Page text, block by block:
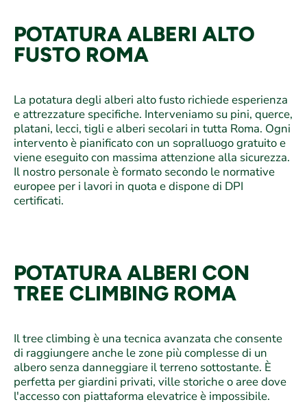
POTATURA ALBERI ALTO
FUSTO ROMA
La potatura degli alberi alto fusto richiede esperienza
e attrezzature specifiche. Interveniamo su pini, querce,
platani, lecci, tigli e alberi secolari in tutta Roma. Ogni
intervento è pianificato con un sopralluogo gratuito e
viene eseguito con massima attenzione alla sicurezza.
Il nostro personale è formato secondo le normative
europee per i lavori in quota e dispone di DPI
certificati.
POTATURA ALBERI CON
TREE CLIMBING ROMA
Il tree climbing è una tecnica avanzata che consente
di raggiungere anche le zone più complesse di un
albero senza danneggiare il terreno sottostante. È
perfetta per giardini privati, ville storiche o aree dove
l'accesso con piattaforma elevatrice è impossibile.